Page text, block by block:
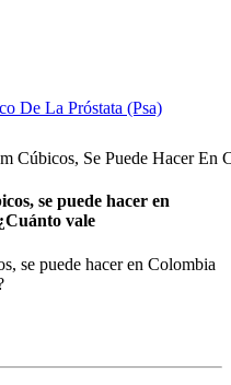
De La Próstata (Psa)
Cúbicos, Se Puede Hacer
se puede hacer en
vale
se puede hacer en Colombia